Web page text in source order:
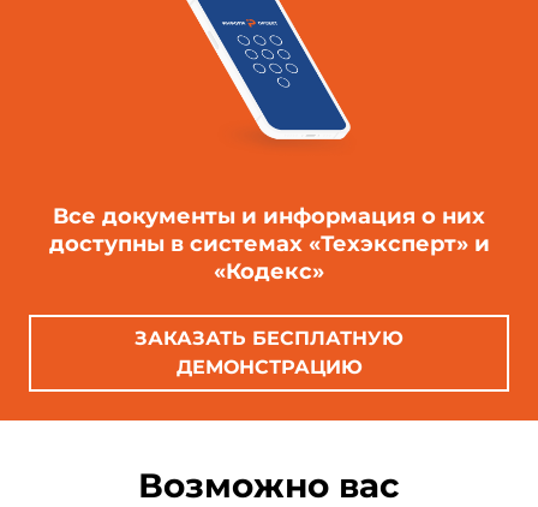
Все документы и информация о них
доступны в системах «Техэксперт» и
«Кодекс»
ЗАКАЗАТЬ БЕСПЛАТНУЮ
ДЕМОНСТРАЦИЮ
Возможно вас